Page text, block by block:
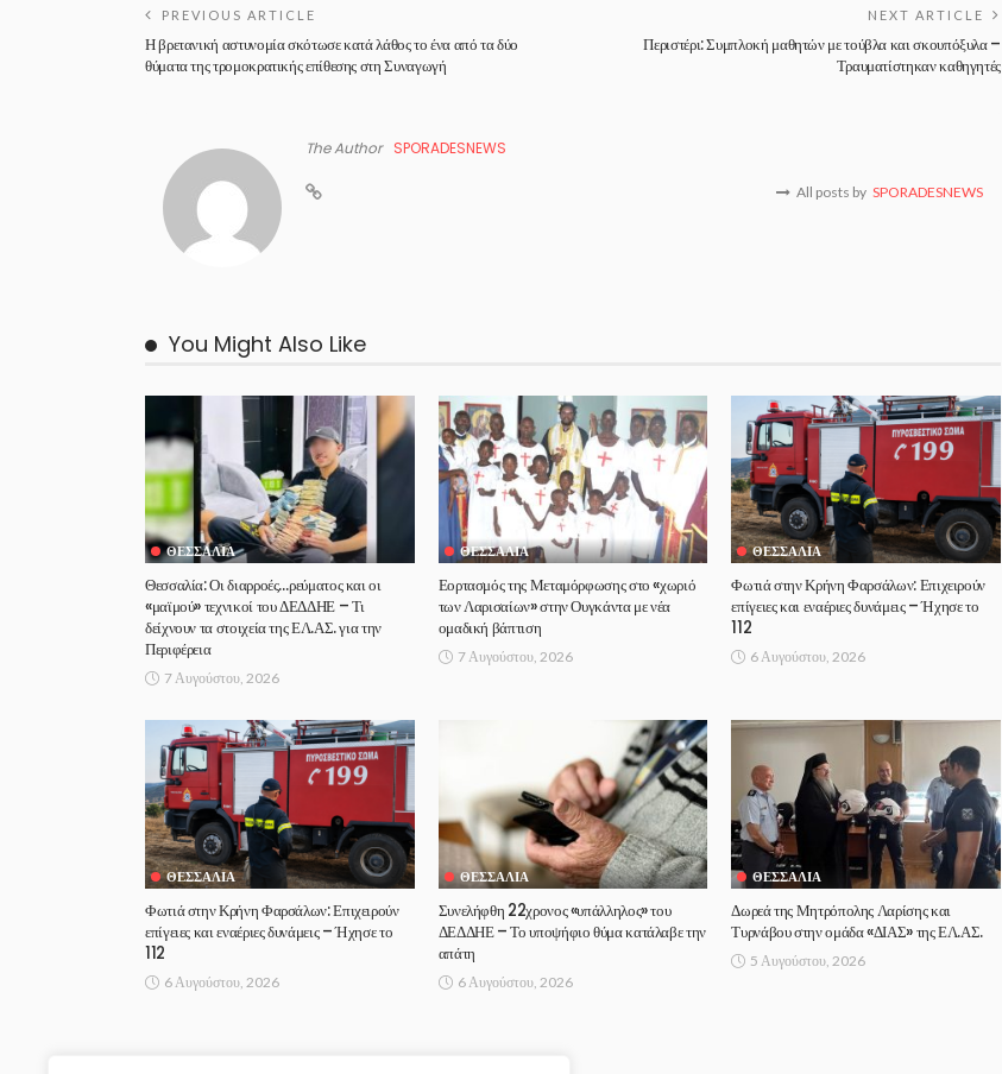
PREVIOUS ARTICLE
Η βρετανική αστυνομία σκότωσε κατά λάθος το ένα από τα δύο
θύματα της τρομοκρατικής επίθεσης στη Συναγωγή
NEXT ARTICLE
Περιστέρι: Συμπλοκή μαθητών με τούβλα και σκουπόξυλα –
Τραυματίστηκαν καθηγητές
The Author SPORADESNEWS
All posts by SPORADESNEWS
You Might Also Like
ΘΕΣΣΑΛΊΑ
Θεσσαλία: Οι διαρροές…ρεύματος και οι
«μαϊμού» τεχνικοί του ΔΕΔΔΗΕ – Τι
δείχνουν τα στοιχεία της ΕΛ.ΑΣ. για την
Περιφέρεια
7 Αυγούστου, 2026
ΘΕΣΣΑΛΊΑ
Εορτασμός της Μεταμόρφωσης στο «χωριό
των Λαρισαίων» στην Ουγκάντα με νέα
ομαδική βάπτιση
7 Αυγούστου, 2026
ΘΕΣΣΑΛΊΑ
Φωτιά στην Κρήνη Φαρσάλων: Επιχειρούν
επίγειες και εναέριες δυνάμεις – Ήχησε το
112
6 Αυγούστου, 2026
ΘΕΣΣΑΛΊΑ
Φωτιά στην Κρήνη Φαρσάλων: Επιχειρούν
επίγειες και εναέριες δυνάμεις – Ήχησε το
112
6 Αυγούστου, 2026
ΘΕΣΣΑΛΊΑ
Συνελήφθη 22χρονος «υπάλληλος» του
ΔΕΔΔΗΕ – Το υποψήφιο θύμα κατάλαβε την
απάτη
6 Αυγούστου, 2026
ΘΕΣΣΑΛΊΑ
Δωρεά της Μητρόπολης Λαρίσης και
Τυρνάβου στην ομάδα «ΔΙΑΣ» της ΕΛ.ΑΣ.
5 Αυγούστου, 2026